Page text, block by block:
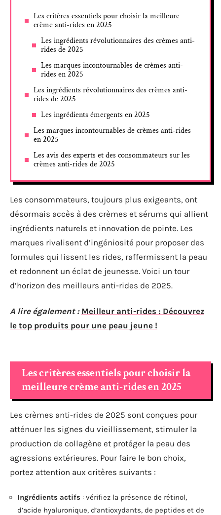
Les critères essentiels pour choisir la meilleure
crème anti-rides en 2025
Les ingrédients révolutionnaires des crèmes anti-
rides de 2025
Les marques incontournables de crèmes anti-
rides en 2025
Les ingrédients révolutionnaires des crèmes anti-
rides de 2025
Les ingrédients émergents en 2025
Les marques incontournables de crèmes anti-rides
en 2025
Les avis des experts et des consommateurs sur les
crèmes anti-rides de 2025
Les consommateurs, toujours plus exigeants, ont
désormais accès à des crèmes et sérums qui allient
ingrédients naturels et innovation de pointe. Les
marques rivalisent d’ingéniosité pour proposer des
formules qui lissent les rides, raffermissent la peau
et redonnent un éclat de jeunesse. Voici un tour
d’horizon des meilleurs anti-rides de 2025.
A lire également : Meilleur anti-rides : Découvrez
le top produits pour une peau jeune !
Les critères essentiels pour choisir la
meilleure crème anti-rides en 2025
Les crèmes anti-rides de 2025 sont conçues pour
atténuer les signes du vieillissement, stimuler la
production de collagène et protéger la peau des
agressions extérieures. Pour faire le bon choix,
portez attention aux critères suivants :
Ingrédients actifs : vérifiez la présence de rétinol,
d’acide hyaluronique, d’antioxydants, de peptides et de